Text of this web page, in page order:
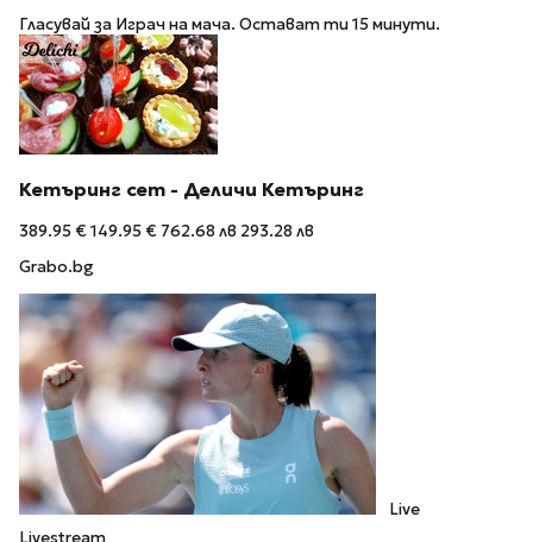
Гласувай за Играч на мача. Остават ти 15 минути.
Кетъринг сет - Деличи Кетъринг
389.95 €149.95 € 762.68 лв 293.28 лв
Grabo.bg
Live